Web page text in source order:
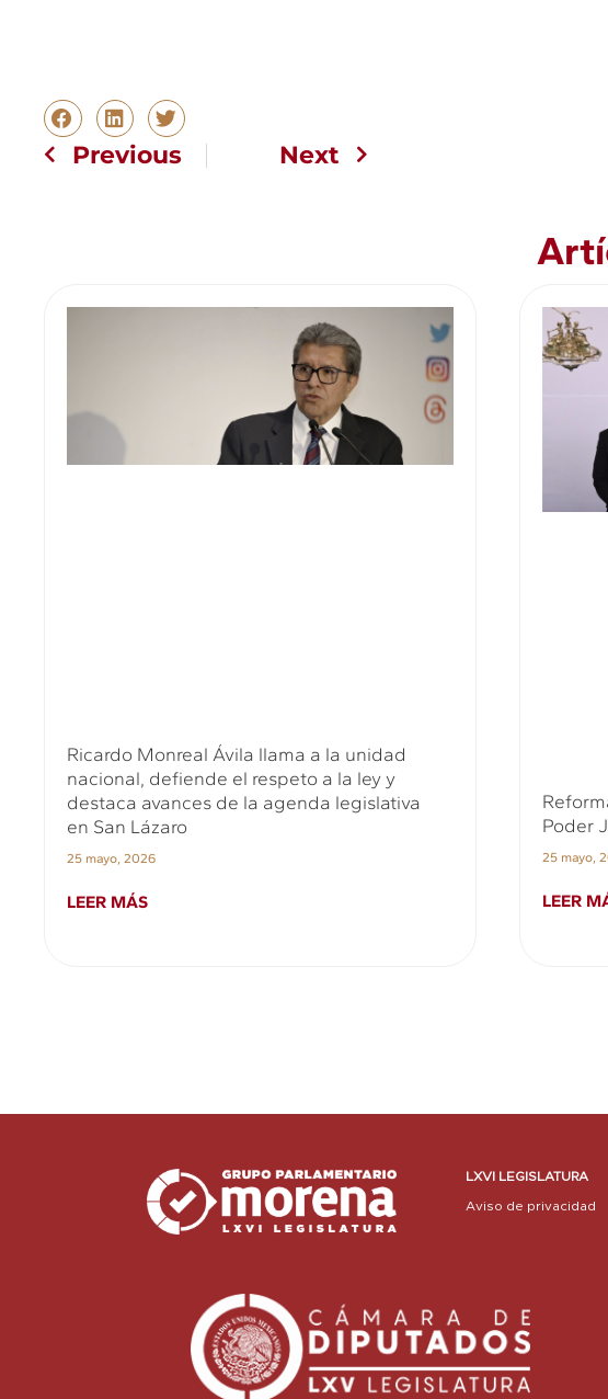
Previous Next
Ricardo Monreal Ávila llama a la unidad
nacional, defiende el respeto a la ley y
destaca avances de la agenda legislativa
en San Lázaro
25 mayo, 2026
LEER MÁS
Poder
25 mayo,
LEER
LXVI LEGISLATURA
Aviso de privacidad